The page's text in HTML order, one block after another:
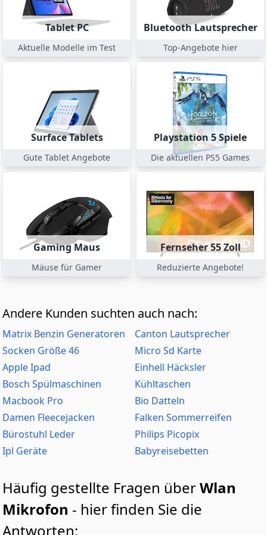
gängigen Plattformen und Software wie YouTube, OBS,
Discord und TikTok für flexible Content-Erstellung.
Tablet PC
Aktuelle Modelle im Test
Bluetooth Lautsprecher
Top-Angebote hier
Surface Tablets
Gute Tablet Angebote
Playstation 5 Spiele
Die aktuellen PS5 Games
Gaming Maus
Mäuse für Gamer
Fernseher 55 Zoll
Reduzierte Angebote!
Andere Kunden suchten auch nach:
Matrix Benzin Generatoren
Canton Lautsprecher
Socken Größe 46
Micro Sd Karte
Apple Ipad
Einhell Häcksler
Bosch Spülmaschinen
Kühltaschen
Macbook Pro
Bio Datteln
Damen Fleecejacken
Falken Sommerreifen
Bürostuhl Leder
Philips Picopix
Ipl Geräte
Babyreisebetten
Häufig gestellte Fragen überWlan
Mikrofon - hier finden Sie die
Antworten: